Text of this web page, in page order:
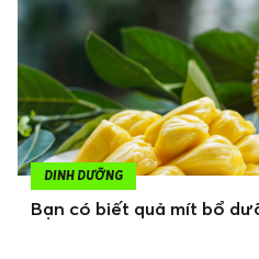
DINH DƯỠNG
Bạn có biết quả mít bổ